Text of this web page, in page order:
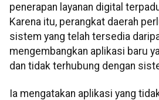
penerapan layanan digital
Karena itu, perangkat daerah
sistem yang telah tersedia
mengembangkan aplikasi baru
dan tidak terhubung dengan
Ia mengatakan aplikasi yang